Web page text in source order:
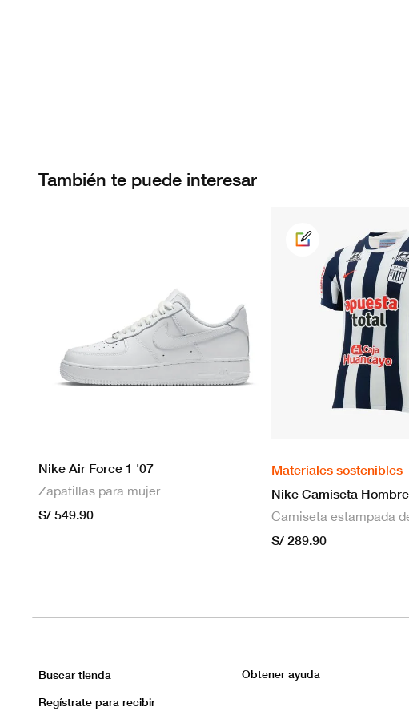
También te puede interesar
Nike Air Force 1 '07
Zapatillas para mujer
S/ 549.90
Materiales sostenibles
S/ 289.90
Buscar tienda
Regístrate para recibir
Obtener ayuda